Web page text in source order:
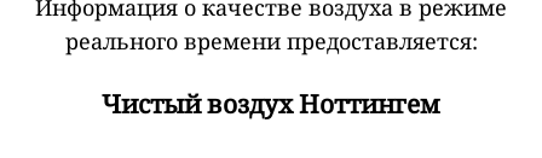
Информация о качестве воздуха в режиме
реального времени предоставляется:
Чистый воздух Ноттингем